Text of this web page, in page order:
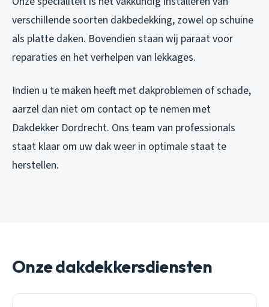
verschillende soorten dakbedekking, zowel op schuine
als platte daken. Bovendien staan wij paraat voor
reparaties en het verhelpen van lekkages.
Indien u te maken heeft met dakproblemen of schade,
aarzel dan niet om contact op te nemen met
Dakdekker Dordrecht. Ons team van professionals
staat klaar om uw dak weer in optimale staat te
herstellen.
Onze dakdekkersdiensten